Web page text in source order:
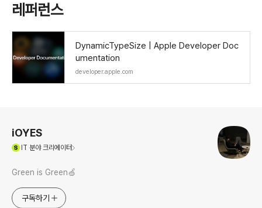
레퍼런스
DynamicTypeSize | Apple Developer Doc
umentation
developer.apple.com
iOYES
IT 분야 크리에이터
Green is Green🍏
구독하기